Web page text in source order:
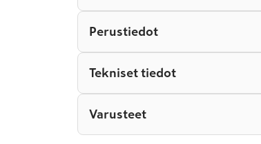
Perustiedot
Tekniset tiedot
Varusteet